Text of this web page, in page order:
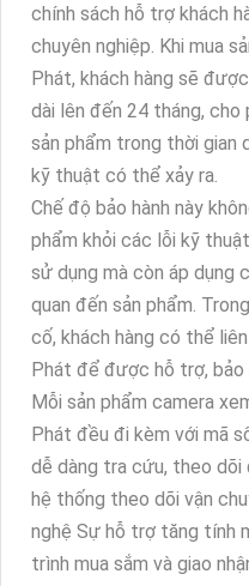
chính sách hỗ trợ khách
chuyên nghiệp. Khi mua
Phát, khách hàng sẽ
dài lên đến 24 tháng, cho
sản phẩm trong thời gian
kỹ thuật có thể xảy ra.
Chế độ bảo hành này
phẩm khỏi các lỗi kỹ
sử dụng mà còn áp dụng
quan đến sản phẩm.
cố, khách hàng có thể
Phát để được hỗ trợ, bảo
Mỗi sản phẩm camera
Phát đều đi kèm với mã
dễ dàng tra cứu, theo dõi
hệ thống theo dõi vận
nghệ Sự hỗ trợ tăng tính
trình mua sắm và giao